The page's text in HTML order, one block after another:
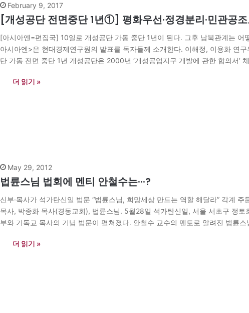
February 9, 2017
[개성공단 전면중단 1년①] 평화우선·정경분리·민관공조
[아시아엔=편집국] 10일로 개성공단 가동 중단 1년이 된다. 그후 남북관계는 어
아시아엔>은 현대경제연구원의 발표를 독자들께 소개한다. 이해정, 이용화 연
단 가동 전면 중단 1년 개성공단은 2000년 ‘개성공업지구 개발에 관한 합의서’
더 읽기 »
May 29, 2012
법륜스님 법회에 멘티 안철수는···?
신부·목사가 석가탄신일 법문 “법륜스님, 희망세상 만드는 역할 해달라” 각계
목사, 박종화 목사(경동교회), 법륜스님. 5월28일 석가탄신일, 서울 서초구 정토
부와 기독교 목사의 기념 법문이 펼쳐졌다. 안철수 교수의 멘토로 알려진 법륜
더 읽기 »